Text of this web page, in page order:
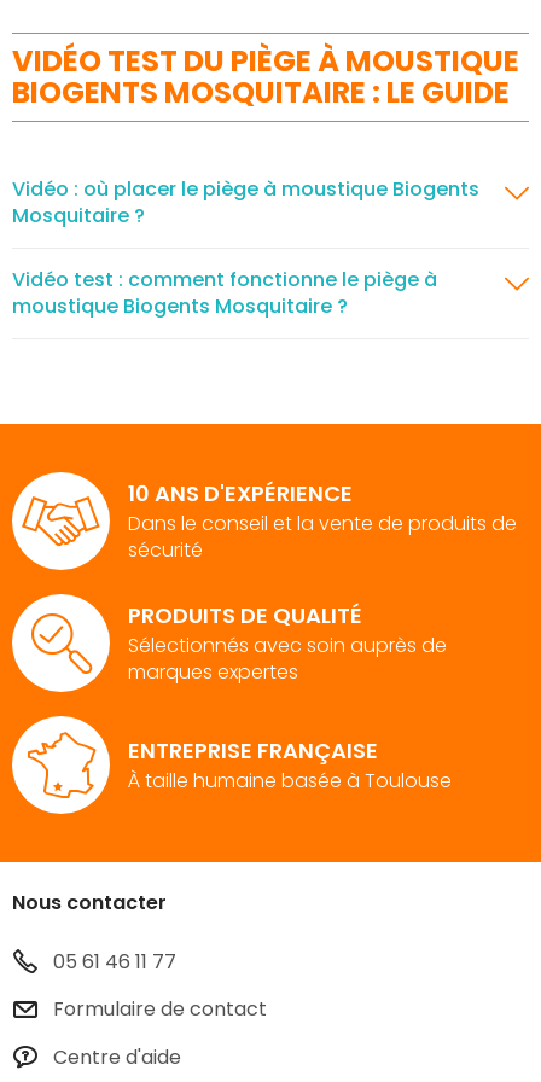
VIDÉO TEST DU PIÈGE À MOUSTIQUE
BIOGENTS MOSQUITAIRE : LE GUIDE
Vidéo : où placer le piège à moustique Biogents
Mosquitaire ?
Vidéo test : comment fonctionne le piège à
moustique Biogents Mosquitaire ?
10 ANS D'EXPÉRIENCE
Dans le conseil et la vente de produits de
sécurité
PRODUITS DE QUALITÉ
Sélectionnés avec soin auprès de
marques expertes
ENTREPRISE FRANÇAISE
À taille humaine basée à Toulouse
Nous contacter
05 61 46 11 77
Formulaire de contact
Centre d'aide